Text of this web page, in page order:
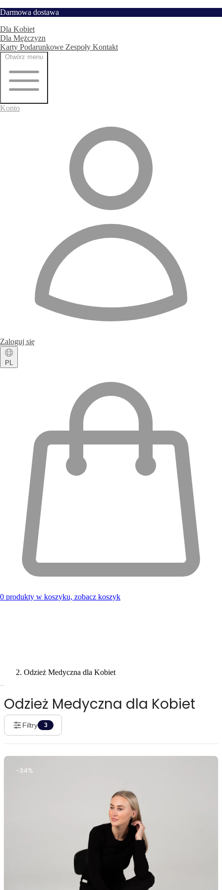
Przejdź
treści
Darmowa dostawa
Dla Kobiet
Dla Mężczyzn
Karty Podarunkowe Zespoły Kontakt
Otwórz menu
Konto
Zaloguj się
PL
0 produkty w koszyku, zobacz koszyk
Strona główna
Odzież Medyczna dla Kobiet
Odzież Medyczna dla Kobiet
Filtry 3
-34%